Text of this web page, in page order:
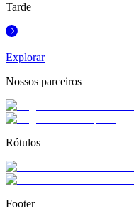
Tarde
Explorar
Nossos parceiros
Rótulos
Footer